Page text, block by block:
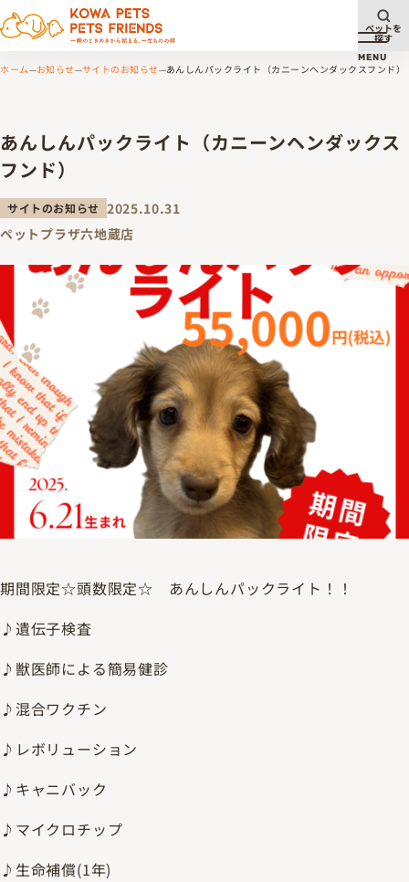
メニ
MENU
ペットを
探す
ホーム お知らせ サイトのお知らせ あんしんパックライト（カニーンヘンダックスフンド）
あんしんパックライト（カニーンヘンダックス
フンド）
サイトのお知らせ 2025.10.31
ペットプラザ六地蔵店
期間限定☆頭数限定☆ あんしんパックライト！！
♪遺伝子検査
♪獣医師による簡易健診
♪混合ワクチン
♪レボリューション
♪キャニバック
♪マイクロチップ
♪生命補償(1年)